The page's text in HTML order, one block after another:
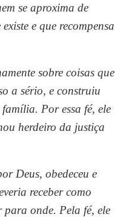
se aproxima de
e que recompensa
sobre coisas que
a sério, e construiu
Por essa fé, ele
herdeiro da justiça
Deus, obedeceu e
receber como
para onde. Pela fé, ele